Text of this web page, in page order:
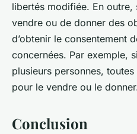
libertés modifiée. En outre,
vendre ou de donner des
d’obtenir le consentement
concernées. Par exemple,
plusieurs personnes,
pour le vendre ou le
Conclusion